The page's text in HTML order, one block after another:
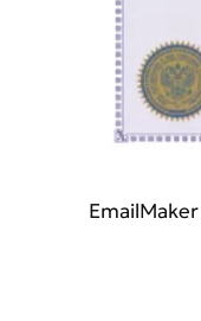
EmailMaker